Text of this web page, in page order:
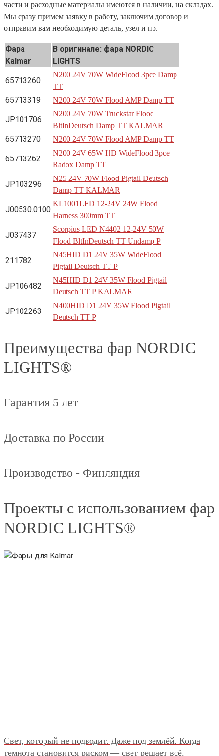
части и расходные материалы имеются в наличии, на складах.
Мы сразу примем заявку в работу, заключим договор и
отправим вам необходимую деталь, узел и пр.
Фара
Kalmar
В оригинале: фара NORDIC
LIGHTS
65713260
N200 24V 70W WideFlood 3pce Damp
TT
65713319 N200 24V 70W Flood AMP Damp TT
JP101706
N200 24V 70W Truckstar Flood
BltInDeutsch Damp TT KALMAR
65713270 N200 24V 70W Flood AMP Damp TT
65713262
N200 24V 65W HD WideFlood 3pce
Radox Damp TT
JP103296
N25 24V 70W Flood Pigtail Deutsch
Damp TT KALMAR
J00530.0100
KL1001LED 12-24V 24W Flood
Harness 300mm TT
J037437
Scorpius LED N4402 12-24V 50W
Flood BltInDeutsch TT Undamp P
211782
N45HID D1 24V 35W WideFlood
Pigtail Deutsch TT P
JP106482
N45HID D1 24V 35W Flood Pigtail
Deutsch TT P KALMAR
JP102263
N400HID D1 24V 35W Flood Pigtail
Deutsch TT P
Преимущества фар NORDIC
LIGHTS®
Гарантия 5 лет
Доставка по России
Производство - Финляндия
Проекты с использованием фар
NORDIC LIGHTS®
Свет, который не подводит. Даже под землёй. Когда
темнота становится риском — свет решает всё.